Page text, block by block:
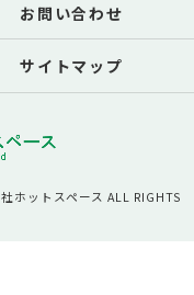
お問い合わせ
サイトマップ
ホットスペース ALL RIGHTS